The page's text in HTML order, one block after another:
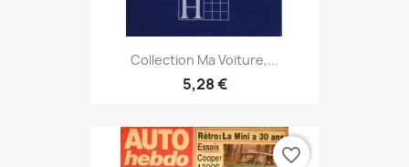
Collection Ma Voiture,...
5,28 €
favorite_border